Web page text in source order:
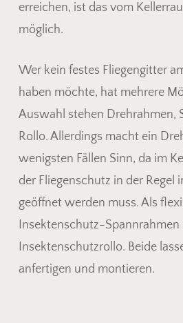
erreichen, ist das vom
möglich.
Wer kein festes Fliegengitter
haben möchte, hat mehrere
Auswahl stehen Drehrahmen,
Rollo. Allerdings macht ein
wenigsten Fällen Sinn, da im
der Fliegenschutz in der Regel
geöffnet werden muss. Als
Insektenschutz-Spannrahmen
Insektenschutzrollo. Beide
anfertigen und montieren.